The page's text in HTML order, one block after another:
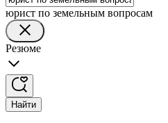
юрист по земельным вопросам
Резюме
Найти